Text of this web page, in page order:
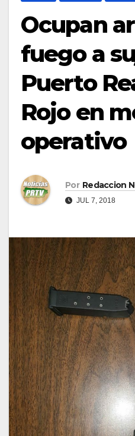
Ocupan
fuego a
Puerto
Rojo en
operativo
Por Redaccion
JUL 7, 2018